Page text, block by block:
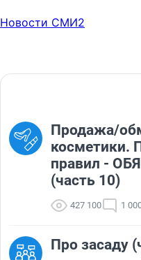
Новости СМИ2
Продажа/
косметики.
правил -
(часть 10)
427 100 1
Про засаду